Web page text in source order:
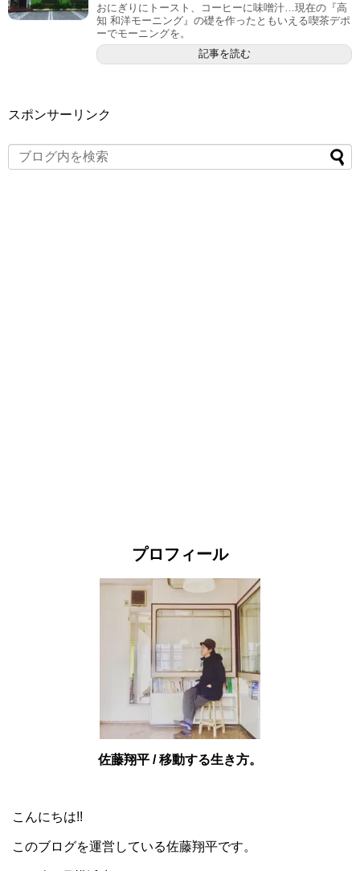
おにぎりにトースト、コーヒーに味噌汁…現在の『高
知 和洋モーニング』の礎を作ったともいえる喫茶デポ
ーでモーニングを。
記事を読む
スポンサーリンク
プロフィール
佐藤翔平 / 移動する生き方。
こんにちは!!
このブログを運営している佐藤翔平です。